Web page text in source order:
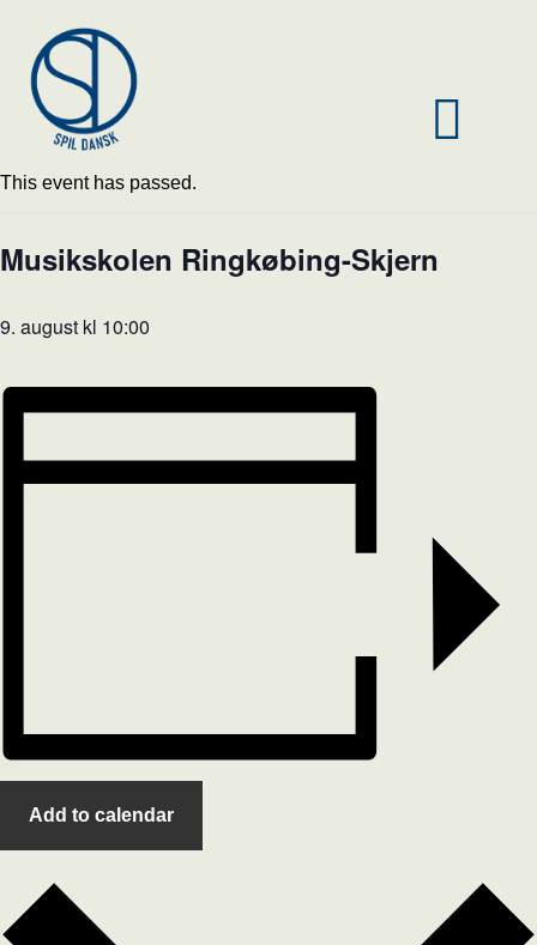
This event has passed.
Musikskolen Ringkøbing-Skjern
9. august kl 10:00
Add to calendar